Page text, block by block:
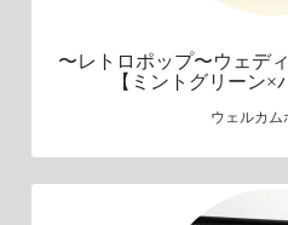
〜レトロポップ〜ウェデ
【ミントグリーン×
ウェルカム